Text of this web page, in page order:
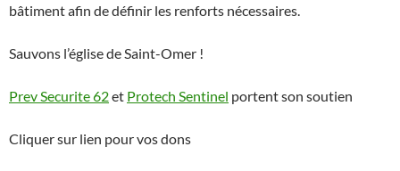
bâtiment afin de définir les renforts nécessaires.
Sauvons l’église de Saint-Omer !
Prev Securite 62et Protech Sentinel portent son soutien
Cliquer sur lien pour vos dons